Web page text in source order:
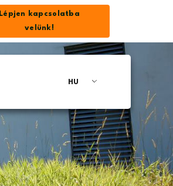
Lépjen kapcsolatba
velünk!
HU